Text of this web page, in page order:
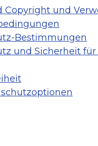
Copyright und
Bestimmungen
und Sicherheit